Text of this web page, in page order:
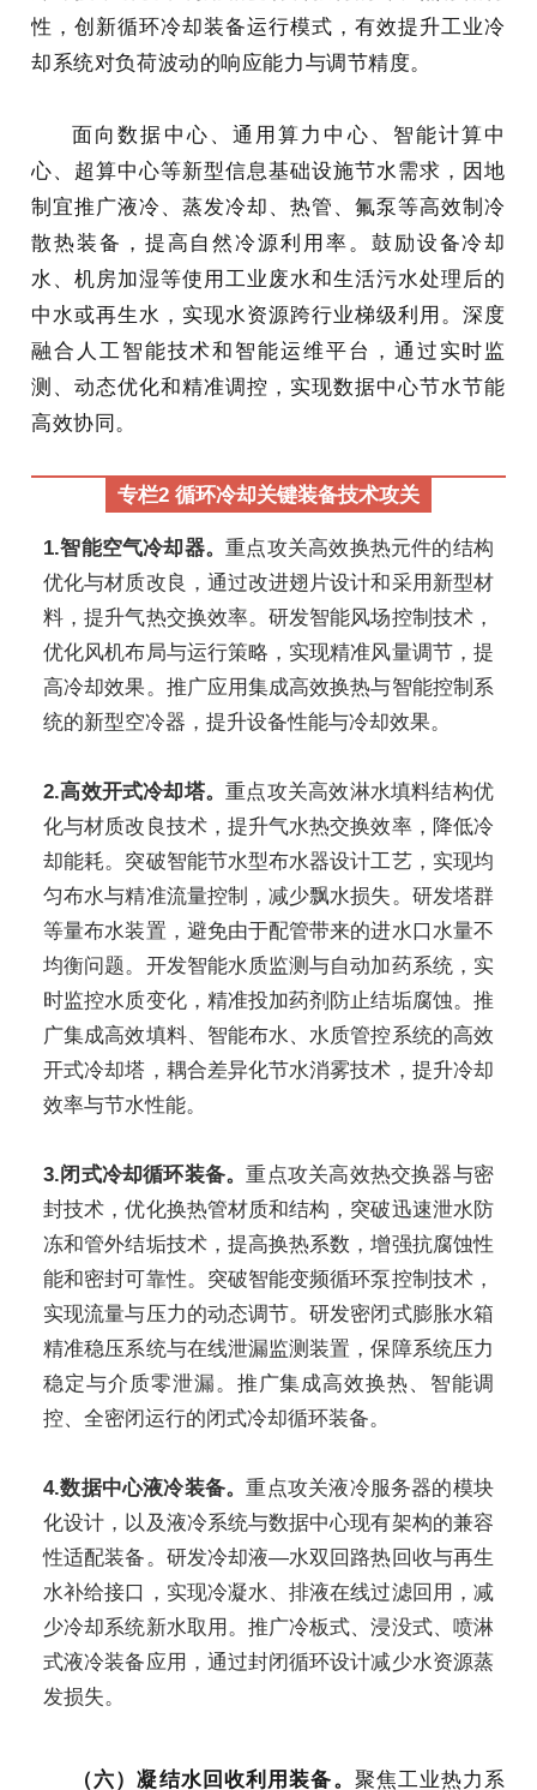
性，创新循环冷却装备运行模式，有效提升工业冷
却系统对负荷波动的响应能力与调节精度。
面向数据中心、通用算力中心、智能计算中
心、超算中心等新型信息基础设施节水需求，因地
制宜推广液冷、蒸发冷却、热管、氟泵等高效制冷
散热装备，提高自然冷源利用率。鼓励设备冷却
水、机房加湿等使用工业废水和生活污水处理后的
中水或再生水，实现水资源跨行业梯级利用。深度
融合人工智能技术和智能运维平台，通过实时监
测、动态优化和精准调控，实现数据中心节水节能
高效协同。
专栏2 循环冷却关键装备技术攻关
1.智能空气冷却器。重点攻关高效换热元件的结构
优化与材质改良，通过改进翅片设计和采用新型材
料，提升气热交换效率。研发智能风场控制技术，
优化风机布局与运行策略，实现精准风量调节，提
高冷却效果。推广应用集成高效换热与智能控制系
统的新型空冷器，提升设备性能与冷却效果。
2.高效开式冷却塔。重点攻关高效淋水填料结构优
化与材质改良技术，提升气水热交换效率，降低冷
却能耗。突破智能节水型布水器设计工艺，实现均
匀布水与精准流量控制，减少飘水损失。研发塔群
等量布水装置，避免由于配管带来的进水口水量不
均衡问题。开发智能水质监测与自动加药系统，实
时监控水质变化，精准投加药剂防止结垢腐蚀。推
广集成高效填料、智能布水、水质管控系统的高效
开式冷却塔，耦合差异化节水消雾技术，提升冷却
效率与节水性能。
3.闭式冷却循环装备。重点攻关高效热交换器与密
封技术，优化换热管材质和结构，突破迅速泄水防
冻和管外结垢技术，提高换热系数，增强抗腐蚀性
能和密封可靠性。突破智能变频循环泵控制技术，
实现流量与压力的动态调节。研发密闭式膨胀水箱
精准稳压系统与在线泄漏监测装置，保障系统压力
稳定与介质零泄漏。推广集成高效换热、智能调
控、全密闭运行的闭式冷却循环装备。
4.数据中心液冷装备。重点攻关液冷服务器的模块
化设计，以及液冷系统与数据中心现有架构的兼容
性适配装备。研发冷却液—水双回路热回收与再生
水补给接口，实现冷凝水、排液在线过滤回用，减
少冷却系统新水取用。推广冷板式、浸没式、喷淋
式液冷装备应用，通过封闭循环设计减少水资源蒸
发损失。
（六）凝结水回收利用装备。 聚焦工业热力系